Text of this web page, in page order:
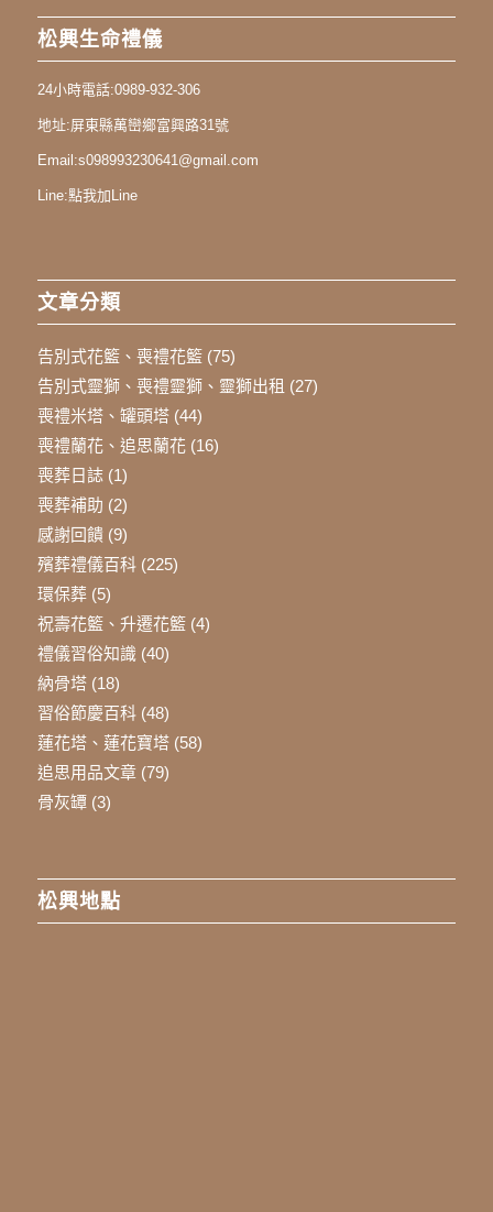
松興生命禮儀
24小時電話:0989-932-306
地址:屏東縣萬巒鄉富興路31號
Email:s098993230641@gmail.com
Line:點我加Line
文章分類
告別式花籃、喪禮花籃(75)
告別式靈獅、喪禮靈獅、靈獅出租 (27)
喪禮米塔、罐頭塔(44)
喪禮蘭花、追思蘭花(16)
喪葬日誌(1)
喪葬補助 (2)
感謝回饋(9)
殯葬禮儀百科(225)
環保葬(5)
祝壽花籃、升遷花籃(4)
禮儀習俗知識(40)
納骨塔(18)
習俗節慶百科(48)
蓮花塔、蓮花寶塔(58)
追思用品文章(79)
骨灰罈(3)
松興地點